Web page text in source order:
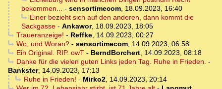
bekommen... - sensortimecom, 18.09.2023, 16:40
Einer bezieht sich auf den anderen, dann kommt die
Sackgasse - Ankawor, 18.09.2023, 18:05
Traueranzeige! - Reffke, 14.09.2023, 00:27
Wo, und Woran?- sensortimecom, 14.09.2023, 06:58
Ein Original. RIP. owT- BerndBorchert, 14.09.2023, 08:18
Danke für die vielen guten Links jeden Tag. Ruhe in Frieden. -
Bankster, 14.09.2023, 17:13
Ruhe in Frieden! - Mirko2, 14.09.2023, 20:14